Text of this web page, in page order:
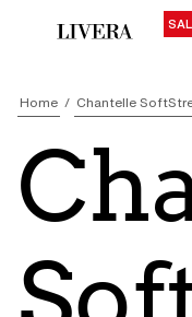
Home Chantelle